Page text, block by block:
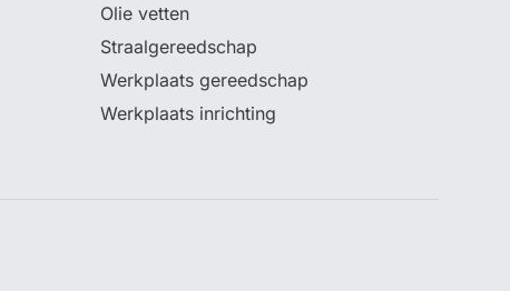
Olie vetten
Straalgereedschap
Werkplaats gereedschap
Werkplaats inrichting